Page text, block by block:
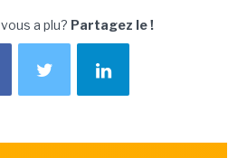
a plu? Partagez le !